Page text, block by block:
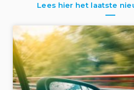
Lees hier het laatste